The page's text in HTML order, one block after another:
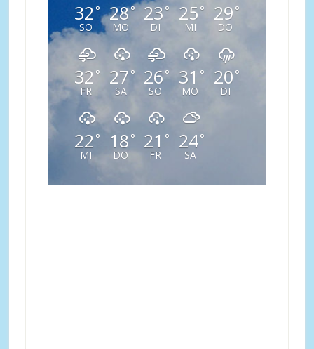
32°
SO
28°
MO
23°
DI
25 °
MI
29 °
DO
32 °
FR
27°
SA
26°
SO
31 °
MO
20 °
DI
22°
MI
18 °
DO
21 °
FR
24°
SA